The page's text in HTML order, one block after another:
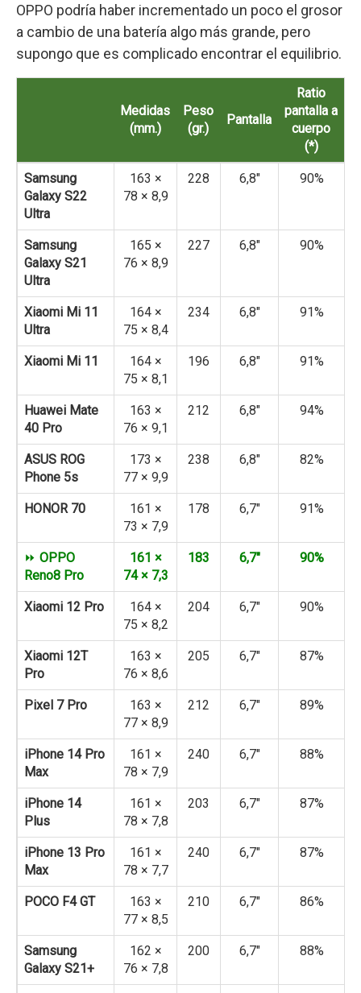
OPPO podría haber incrementado un poco el grosor
a cambio de una batería algo más grande, pero
supongo que es complicado encontrar el equilibrio.
Medidas
(mm.)
Peso
(gr.)
Pantalla
Ratio
pantalla a
cuerpo
(*)
Samsung
Galaxy S22
Ultra
163 ×
78 × 8,9
228 6,8″ 90%
Samsung
Galaxy S21
Ultra
165 ×
76 × 8,9
227 6,8″ 90%
Xiaomi Mi 11
Ultra
164 ×
75 × 8,4
234 6,8″ 91%
Xiaomi Mi 11
164 ×
75 × 8,1
196 6,8″ 91%
Huawei Mate
40 Pro
163 ×
76 × 9,1
212 6,8″ 94%
ASUS ROG
Phone 5s
173 ×
77 × 9,9
238 6,8″ 82%
HONOR 70
161 ×
73 × 7,9
178 6,7″ 91%
⏩ OPPO
Reno8 Pro
161 ×
74 × 7,3
183 6,7″ 90%
Xiaomi 12 Pro
164 ×
75 × 8,2
204 6,7″ 90%
Xiaomi 12T
Pro
163 ×
76 × 8,6
205 6,7″ 87%
Pixel 7 Pro
163 ×
77 × 8,9
212 6,7″ 89%
iPhone 14 Pro
Max
161 ×
78 × 7,9
240 6,7″ 88%
iPhone 14
Plus
161 ×
78 × 7,8
203 6,7″ 87%
iPhone 13 Pro
Max
161 ×
78 × 7,7
240 6,7″ 87%
POCO F4 GT
163 ×
77 × 8,5
210 6,7″ 86%
Samsung
Galaxy S21+
162 ×
76 × 7,8
200 6,7″ 88%